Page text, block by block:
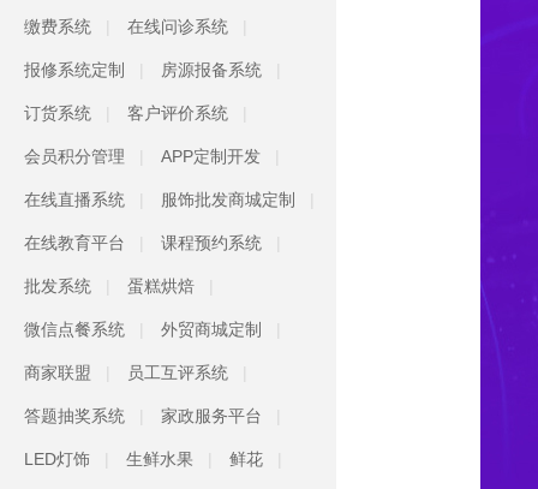
缴费系统 在线问诊系统
报修系统定制 房源报备系统
订货系统 客户评价系统
会员积分管理 APP定制开发
在线直播系统 服饰批发商城定制
在线教育平台 课程预约系统
批发系统 蛋糕烘焙
微信点餐系统 外贸商城定制
商家联盟 员工互评系统
答题抽奖系统 家政服务平台
LED灯饰 生鲜水果 鲜花